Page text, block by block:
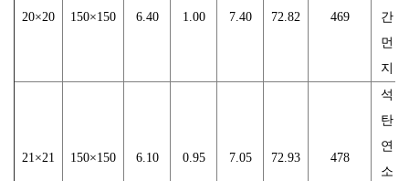
간
먼
지
20×20 150×150 6.40 1.00 7.40 72.82 469
21×21 150×150 6.10 0.95 7.05 72.93 478
석
탄
연
소